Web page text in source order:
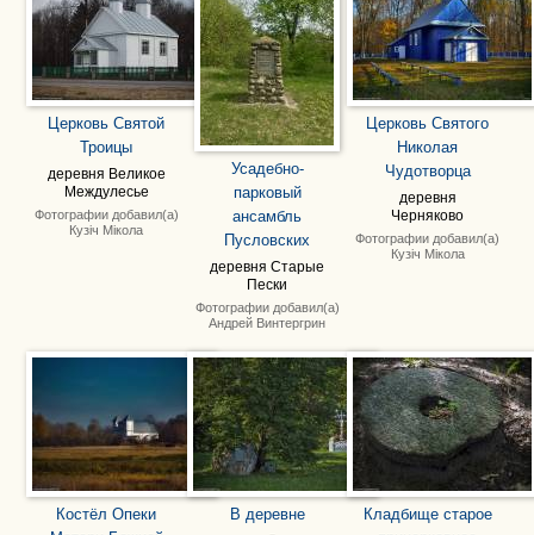
Церковь Святой
Троицы
деревня Великое
Междулесье
Фотографии добавил(а)
Кузіч Мікола
Усадебно-
парковый
ансамбль
Пусловских
деревня Старые
Пески
Фотографии добавил(а)
Андрей Винтергрин
Церковь Святого
Николая
Чудотворца
деревня
Черняково
Фотографии добавил(а)
Кузіч Мікола
Костёл Опеки
В деревне
Кладбище старое